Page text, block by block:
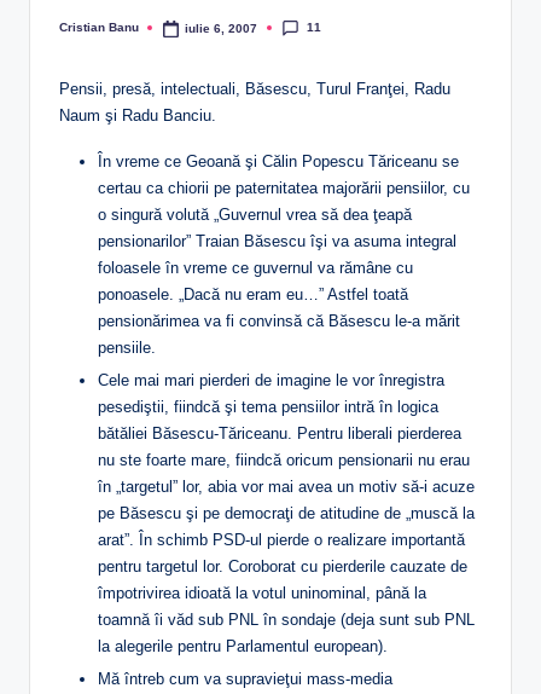
Posted
Cristian Banu iulie 6, 2007 11
Pensii, presă, intelectuali, Băsescu, Turul Franţei, Radu
Naum şi Radu Banciu.
În vreme ce Geoană şi Călin Popescu Tăriceanu se
certau ca chiorii pe paternitatea majorării pensiilor, cu
o singură volută „Guvernul vrea să dea ţeapă
pensionarilor” Traian Băsescu îşi va asuma integral
foloasele în vreme ce guvernul va rămâne cu
ponoasele. „Dacă nu eram eu…” Astfel toată
pensionărimea va fi convinsă că Băsescu le-a mărit
pensiile.
Cele mai mari pierderi de imagine le vor înregistra
pesediştii, fiindcă şi tema pensiilor intră în logica
bătăliei Băsescu-Tăriceanu. Pentru liberali pierderea
nu ste foarte mare, fiindcă oricum pensionarii nu erau
în „targetul” lor, abia vor mai avea un motiv să-i acuze
pe Băsescu şi pe democraţi de atitudine de „muscă la
arat”. În schimb PSD-ul pierde o realizare importantă
pentru targetul lor. Coroborat cu pierderile cauzate de
împotrivirea idioată la votul uninominal, până la
toamnă îi văd sub PNL în sondaje (deja sunt sub PNL
la alegerile pentru Parlamentul european).
Mă întreb cum va supravieţui mass-media